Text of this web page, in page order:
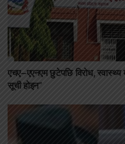
एचए–एएनएम छुटेपछि विरोध,
सूची होइन”